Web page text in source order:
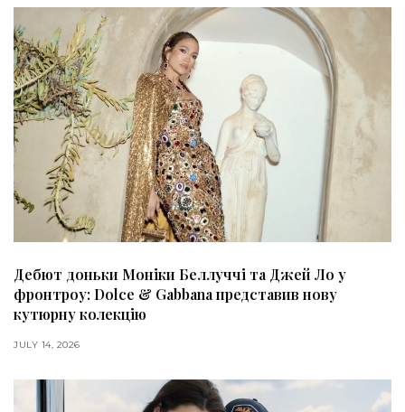
Дебют доньки Моніки Беллуччі та Джей Ло у
фронтроу: Dolce & Gabbana представив нову
кутюрну колекцію
JULY 14, 2026